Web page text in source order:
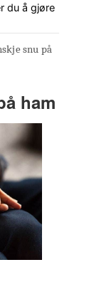
du å gjøre
snu på
ham